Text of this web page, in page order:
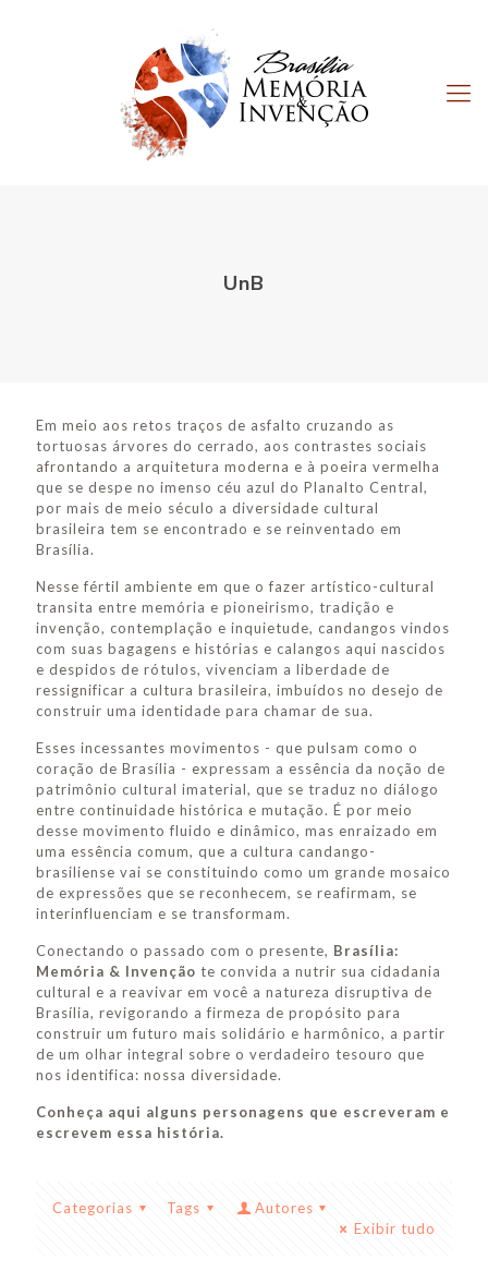
UnB
Em meio aos retos traços de asfalto cruzando as
tortuosas árvores do cerrado, aos contrastes sociais
afrontando a arquitetura moderna e à poeira vermelha
que se despe no imenso céu azul do Planalto Central,
por mais de meio século a diversidade cultural
brasileira tem se encontrado e se reinventado em
Brasília.
Nesse fértil ambiente em que o fazer artístico-cultural
transita entre memória e pioneirismo, tradição e
invenção, contemplação e inquietude, candangos vindos
com suas bagagens e histórias e calangos aqui nascidos
e despidos de rótulos, vivenciam a liberdade de
ressignificar a cultura brasileira, imbuídos no desejo de
construir uma identidade para chamar de sua.
Esses incessantes movimentos - que pulsam como o
coração de Brasília - expressam a essência da noção de
patrimônio cultural imaterial, que se traduz no diálogo
entre continuidade histórica e mutação. É por meio
desse movimento fluido e dinâmico, mas enraizado em
uma essência comum, que a cultura candango-
brasiliense vai se constituindo como um grande mosaico
de expressões que se reconhecem, se reafirmam, se
interinfluenciam e se transformam.
Conectando o passado com o presente, Brasília:
Memória & Invenção te convida a nutrir sua cidadania
cultural e a reavivar em você a natureza disruptiva de
Brasília, revigorando a firmeza de propósito para
construir um futuro mais solidário e harmônico, a partir
de um olhar integral sobre o verdadeiro tesouro que
nos identifica: nossa diversidade.
Conheça aqui alguns personagens que escreveram e
escrevem essa história.
Categorias Tags
Autores
Exibir tudo